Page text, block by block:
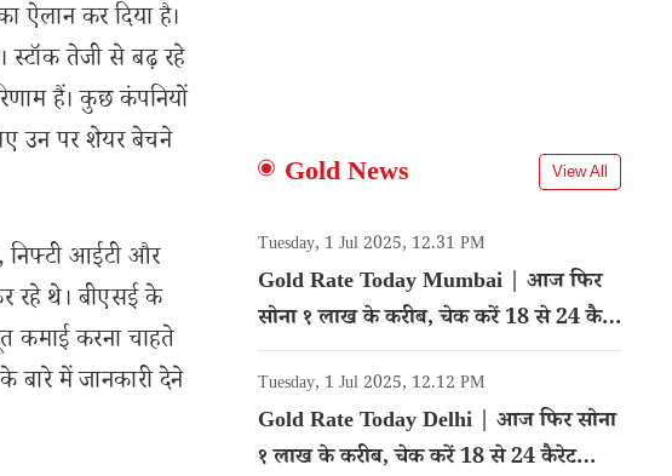
ऐलान कर दिया है।
स्टॉक तेजी से बढ़ रहे
हैं। कुछ कंपनियों
उन पर शेयर बेचने
निफ्टी आईटी और
रहे थे। बीएसई के
करना चाहते
में जानकारी देने
Gold News View All
Tuesday, 1 Jul 2025, 12.31 PM
Gold Rate Today Mumbai | आज फिर
सोना १ लाख के करीब, चेक करें 18 से 24 कैरेट
गोल्ड का रेट
Tuesday, 1 Jul 2025, 12.12 PM
Gold Rate Today Delhi | आज फिर सोना
१ लाख के करीब, चेक करें 18 से 24 कैरेट